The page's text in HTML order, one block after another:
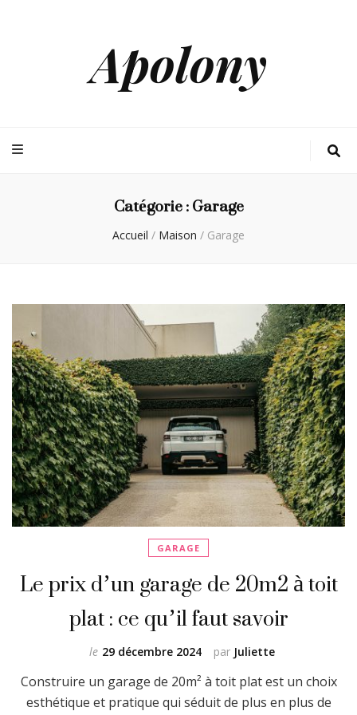
Apolony
Catégorie :Garage
Accueil / Maison / Garage
GARAGE
Le prix d’un garage de 20m2 à toit
plat : ce qu’il faut savoir
par Juliette
le 29 décembre 2024
Construire un garage de 20m² à toit plat est un choix
esthétique et pratique qui séduit de plus en plus de